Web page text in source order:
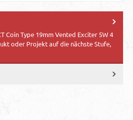
Coin Type 19mm Vented Exciter 5W 4
oder Projekt auf die nächste Stufe,